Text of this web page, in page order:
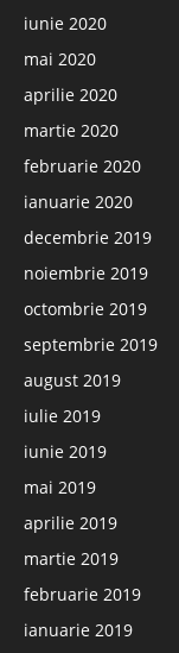
iunie 2020
mai 2020
aprilie 2020
martie 2020
februarie 2020
ianuarie 2020
decembrie 2019
noiembrie 2019
octombrie 2019
septembrie 2019
august 2019
iulie 2019
iunie 2019
mai 2019
aprilie 2019
martie 2019
februarie 2019
ianuarie 2019